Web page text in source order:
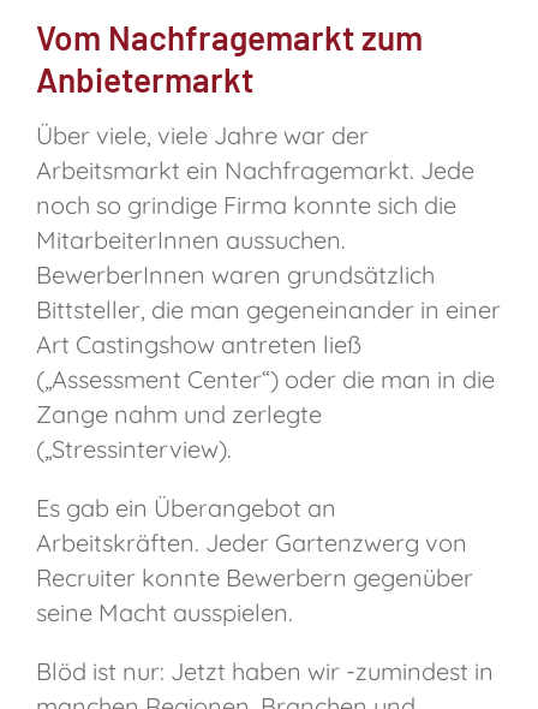
Vom Nachfragemarkt zum
Anbietermarkt
Über viele, viele Jahre war der
Arbeitsmarkt ein Nachfragemarkt. Jede
noch so grindige Firma konnte sich die
MitarbeiterInnen aussuchen.
BewerberInnen waren grundsätzlich
Bittsteller, die man gegeneinander in einer
Art Castingshow antreten ließ
(„Assessment Center“) oder die man in die
Zange nahm und zerlegte
(„Stressinterview).
Es gab ein Überangebot an
Arbeitskräften. Jeder Gartenzwerg von
Recruiter konnte Bewerbern gegenüber
seine Macht ausspielen.
Blöd ist nur: Jetzt haben wir -zumindest in